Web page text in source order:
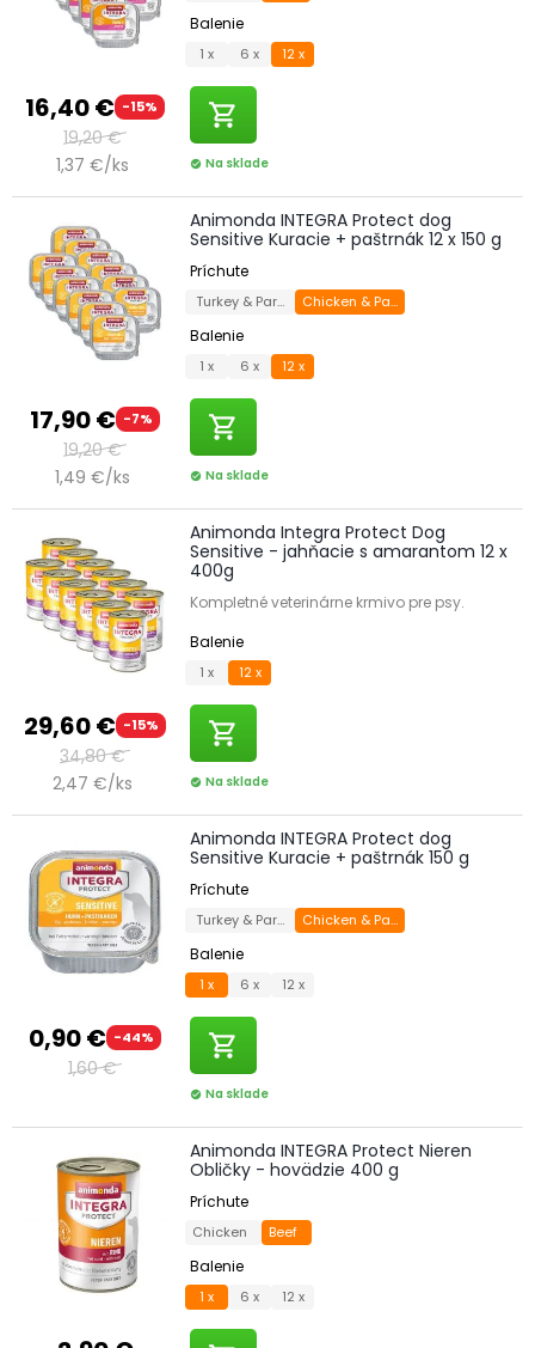
16,40 € -15%
19,20 €
1,37 €/ks
Balenie
1 x 6 x 12 x
shopping_cart
check_circle Na sklade
17,90 € -7%
19,20 €
1,49 €/ks
Animonda INTEGRA Protect dog
Sensitive Kuracie + paštrnák 12 x 150 g
Príchute
Turkey & ParsnipChicken & Parsnip
Balenie
1 x 6 x 12 x
shopping_cart
check_circle Na sklade
29,60 € -15%
34,80 €
2,47 €/ks
Animonda Integra Protect Dog
Sensitive - jahňacie s amarantom 12 x
400g
Kompletné veterinárne krmivo pre psy.
Balenie
1 x 12 x
shopping_cart
check_circle Na sklade
0,90 € -44%
1,60 €
Animonda INTEGRA Protect dog
Sensitive Kuracie + paštrnák 150 g
Príchute
Turkey & ParsnipChicken & Parsnip
Balenie
1 x 6 x 12 x
shopping_cart
check_circle Na sklade
Animonda INTEGRA Protect Nieren
Obličky - hovädzie 400 g
Príchute
Chicken Beef
Balenie
1 x 6 x 12 x